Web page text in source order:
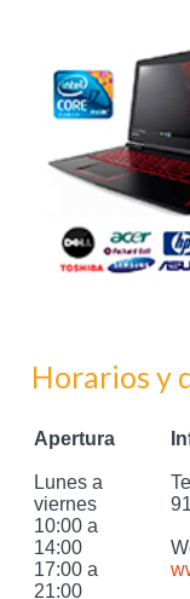
Horarios y
Apertura
Lunes a
viernes
10:00 a
14:00
17:00 a
21:00